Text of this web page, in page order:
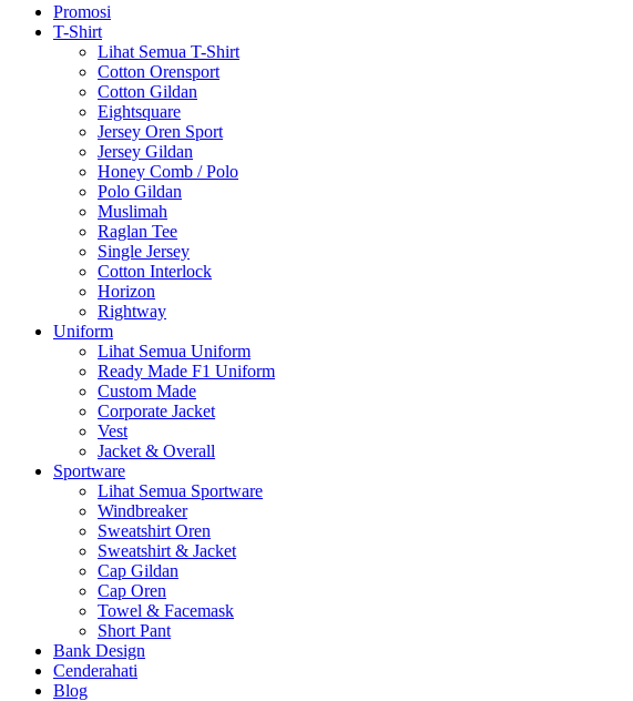
Promosi
T-Shirt
Lihat Semua T-Shirt
Cotton Orensport
Cotton Gildan
Eightsquare
Jersey Oren Sport
Jersey Gildan
Honey Comb / Polo
Polo Gildan
Muslimah
Raglan Tee
Single Jersey
Cotton Interlock
Horizon
Rightway
Uniform
Lihat Semua Uniform
Ready Made F1 Uniform
Custom Made
Corporate Jacket
Vest
Jacket & Overall
Sportware
Lihat Semua Sportware
Windbreaker
Sweatshirt Oren
Sweatshirt & Jacket
Cap Gildan
Cap Oren
Towel & Facemask
Short Pant
Bank Design
Cenderahati
Blog